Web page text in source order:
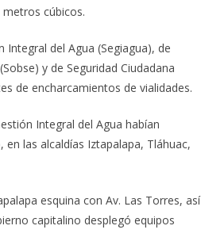
cúbicos.
del Agua (Segiagua), de
y de Seguridad Ciudadana
de encharcamientos de vialidades.
Integral del Agua habían
las alcaldías Iztapalapa, Tláhuac,
esquina con Av. Las Torres, así
capitalino desplegó equipos